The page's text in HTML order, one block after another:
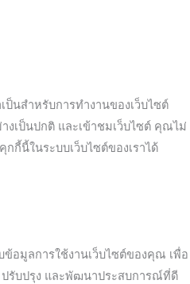
นสำหรับการทำงานของเว็บไซต์
งเป็นปกติ และเข้าชมเว็บไซต์ คุณไม่
กี้นี้ในระบบเว็บไซต์ของเราได้
ข้อมูลการใช้งานเว็บไซต์ของคุณ เพื่อ
ปรับปรุง และพัฒนาประสบการณ์ที่ดี